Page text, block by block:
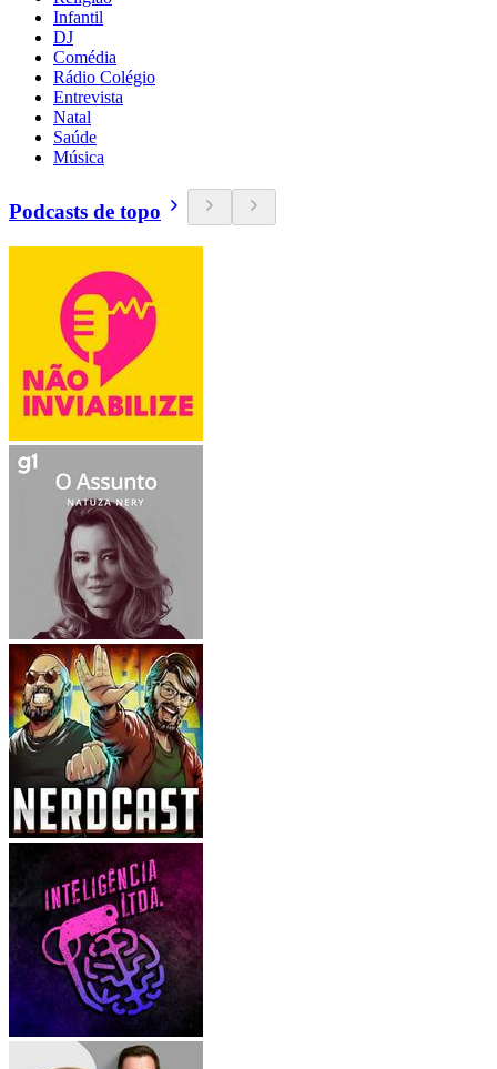
Infantil
DJ
Comédia
Rádio Colégio
Entrevista
Natal
Saúde
Música
Podcasts de topo